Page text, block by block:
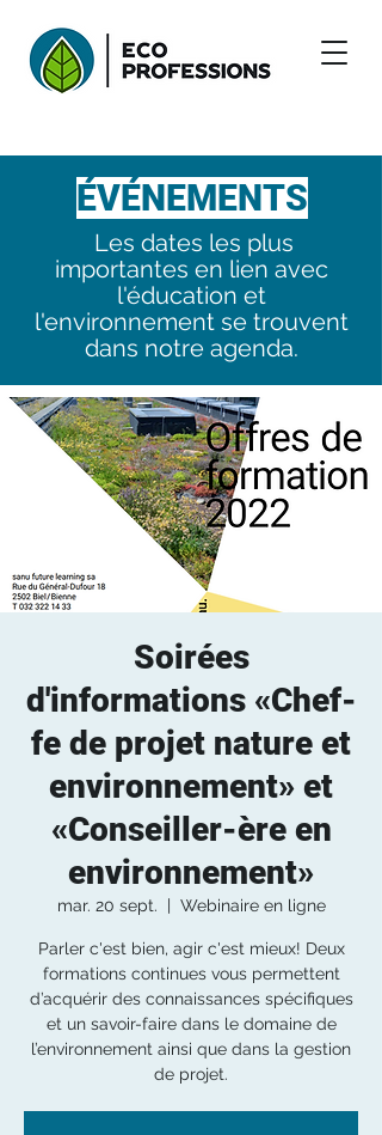
ÉVÉNEMENTS
Les dates les plus
importantes en lien avec
l'éducation et
l'environnement se trouvent
dans notre agenda.
Soirées
d'informations «Chef-
fe de projet nature et
environnement» et
«Conseiller-ère en
environnement»
mar. 20 sept.
  |
Webinaire en ligne
Parler c'est bien, agir c'est mieux! Deux
formations continues vous permettent
d’acquérir des connaissances spécifiques
et un savoir-faire dans le domaine de
l’environnement ainsi que dans la gestion
de projet.